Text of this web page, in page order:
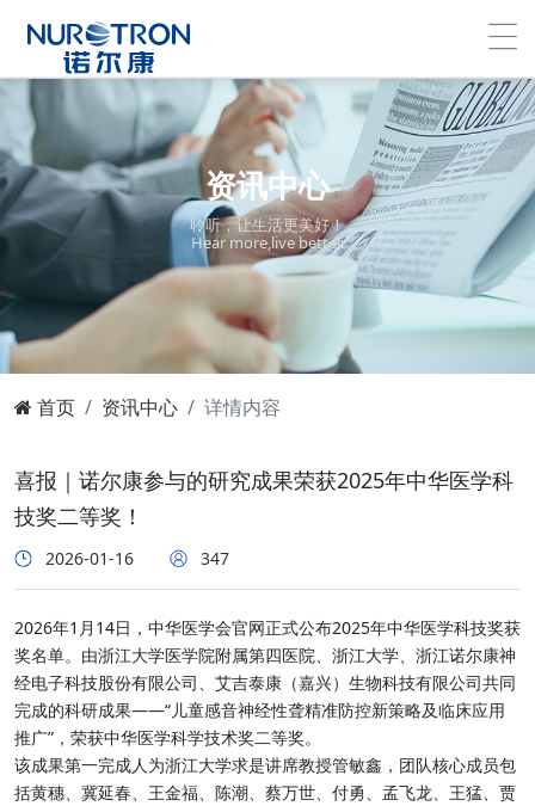
资讯中心
聆听，让生活更美好！
Hear more,live better.
首页 资讯中心 详情内容
喜报｜诺尔康参与的研究成果荣获2025年中华医学科
技奖二等奖！
2026-01-16 347
2026年1月14日，中华医学会官网正式公布2025年中华医学科技奖获
奖名单。由浙江大学医学院附属第四医院、浙江大学、浙江诺尔康神
经电子科技股份有限公司、艾吉泰康（嘉兴）生物科技有限公司共同
完成的科研成果——“儿童感音神经性聋精准防控新策略及临床应用
推广”，荣获中华医学科学技术奖二等奖。
该成果第一完成人为浙江大学求是讲席教授管敏鑫，团队核心成员包
括黄穗、冀延春、王金福、陈潮、蔡万世、付勇、孟飞龙、王猛、贾